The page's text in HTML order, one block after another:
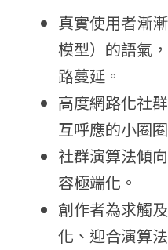
真實使用者漸
模型）的語氣
路蔓延。
高度網路化社
互呼應的小圈圈
社群演算法傾
容極端化。
創作者為求觸
化、迎合演算